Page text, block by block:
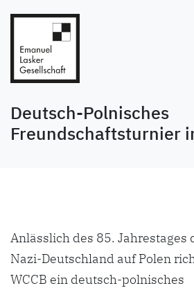
Deutsch-Polnisches
Freundschaftsturnier
Anlässlich des 85. Jahrestages
Nazi-Deutschland auf Polen
WCCB ein deutsch-polnisches